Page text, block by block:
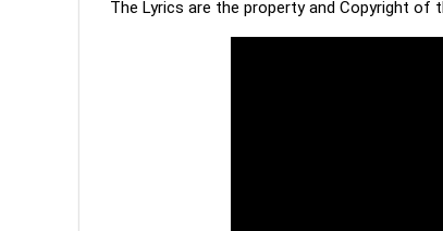
The Lyrics are the property and Copyright of